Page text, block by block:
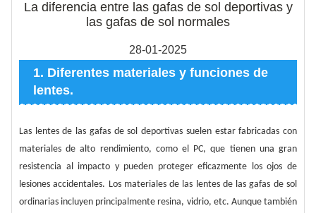
La diferencia entre las gafas de sol deportivas y
las gafas de sol normales
28-01-2025
1. Diferentes materiales y funciones de
lentes.
Las lentes de las gafas de sol deportivas suelen estar fabricadas con
materiales de alto rendimiento, como el PC, que tienen una gran
resistencia al impacto y pueden proteger eficazmente los ojos de
lesiones accidentales. Los materiales de las lentes de las gafas de sol
ordinarias incluyen principalmente resina, vidrio, etc. Aunque también